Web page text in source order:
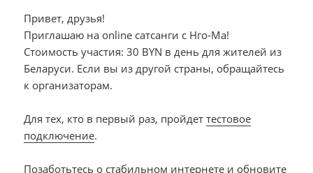
Привет, друзья!
Приглашаю на online сатсанги с Нго-Ма!
Стоимость участия: 30 BYN в день для жителей из
Беларуси. Если вы из другой страны, обращайтесь
к организаторам.
Для тех, кто в первый раз, пройдеттестовое
подключение.
Позаботьтесь о стабильном интернете и обновите